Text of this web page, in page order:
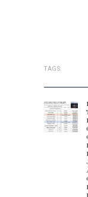
TAGS:
ÎN